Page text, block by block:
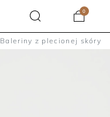
0
Baleriny z plecionej skóry